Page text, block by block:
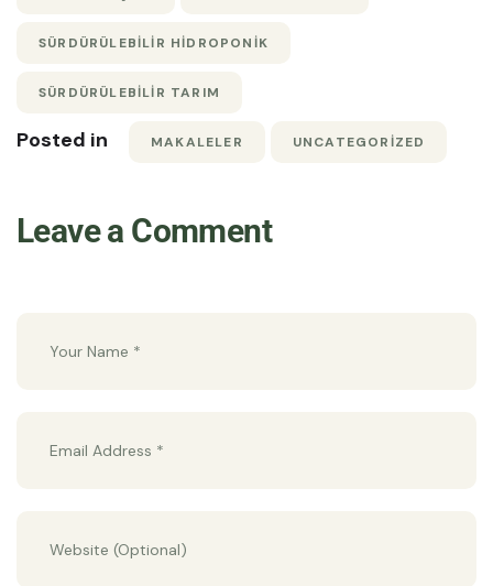
SÜRDÜRÜLEBILIR HIDROPONIK
SÜRDÜRÜLEBILIR TARIM
Posted in MAKALELER UNCATEGORIZED
Leave a Comment